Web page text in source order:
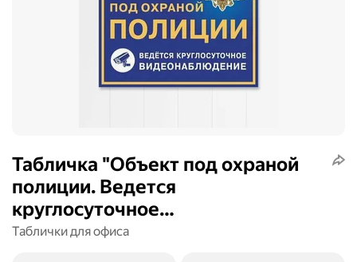
Табличка "Объект под охраной
полиции. Ведется
круглосуточное
видеонаблюдение"
Таблички для офиса